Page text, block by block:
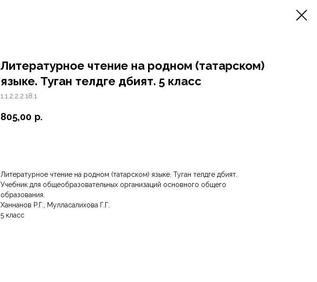
Литературное чтение на родном (татарском)
языке. Туган телдәге әдәбият. 5 класс
1.1.2.2.2.18.1
805,00 р.
Литературное чтение на родном (татарском) языке. Туган телдәге әдәбият.
Учебник для общеобразовательных организаций основного общего
образования.
Ханнанов Р.Г., Мулласалихова Г.Г.
5 класс